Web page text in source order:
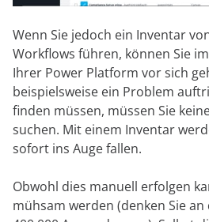
Wenn Sie jedoch ein Inventar
Workflows führen, können Sie
Ihrer Power Platform vor sich
beispielsweise ein Problem
finden müssen, müssen Sie
suchen. Mit einem Inventar
sofort ins Auge fallen.
Obwohl dies manuell erfolgen
mühsam werden (denken Sie